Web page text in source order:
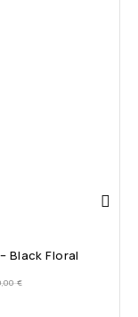
Black Floral
€